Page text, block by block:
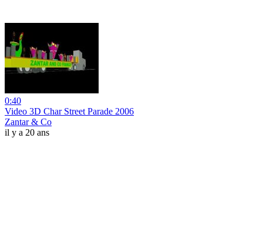
0:40
Video 3D Char Street Parade 2006
Zantar & Co
il y a 20 ans